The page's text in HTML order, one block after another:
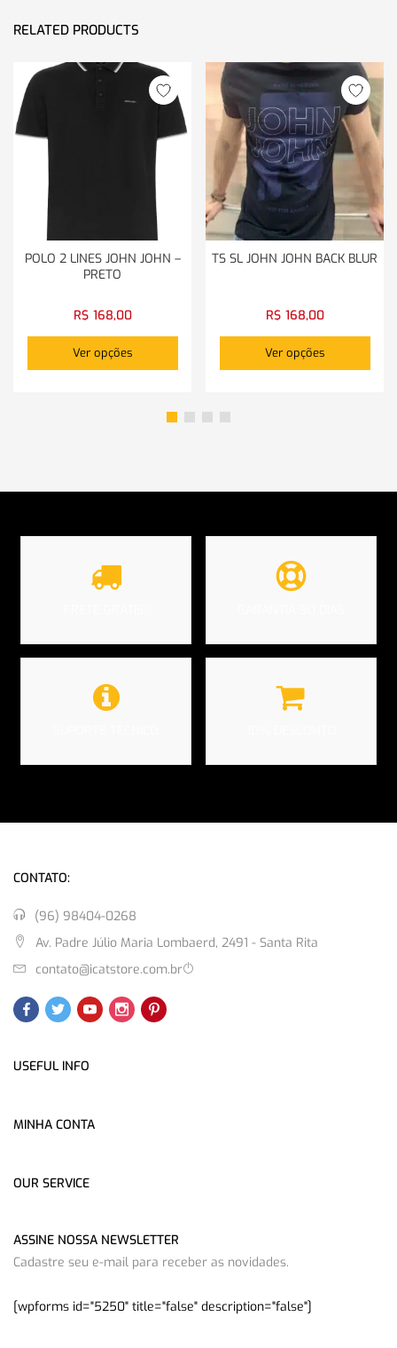
RELATED PRODUCTS
POLO 2 LINES JOHN JOHN –
PRETO
R$ 168,00
Ver opções
TS SL JOHN JOHN BACK BLUR
R$ 168,00
Ver opções
CONTATO:
(96) 98404-0268
Av. Padre Júlio Maria Lombaerd, 2491 - Santa Rita
contato@icatstore.com.br
USEFUL INFO
MINHA CONTA
OUR SERVICE
ASSINE NOSSA NEWSLETTER
Cadastre seu e-mail para receber as novidades.
[wpforms id="5250" title="false" description="false"]